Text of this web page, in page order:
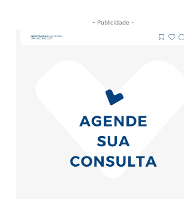
- Publicidade -